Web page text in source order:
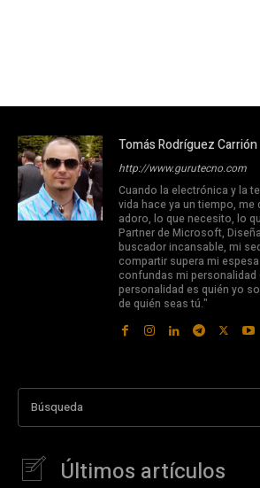
Tomás Rodríguez Carrión
http://www.gurutecno.com
Cuando la electrónica y la
vida hace ya un tiempo,
adoro, lo que necesito, lo
Partner de Microsoft,
buscador incansable, mi
compartir supera mi
confundas mi personalidad
personalidad es quién yo
de quién seas tú."
Búsqueda
Últimos artículos